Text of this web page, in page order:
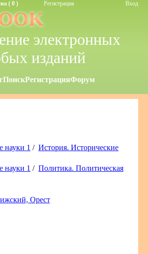
( 0 ) Регистрация Вход
электронных
изданий
ПоискРегистрацияФорум
науки 1 / История. Исторические
науки 1 / Политика. Политическая
Орест